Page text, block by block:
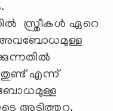
സ്ത്രീകൾ ഏറെ
അവബോധമുള്ള
എന്ന്
ബോധമുള്ള